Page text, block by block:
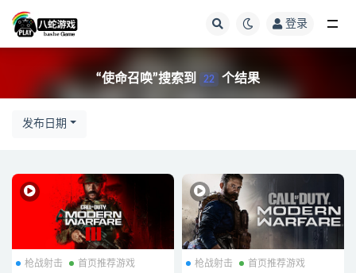
登录
“使命召唤”搜索到 22 个结果
发布日期
枪战射击 首页推荐游戏 枪战射击 首页推荐游戏